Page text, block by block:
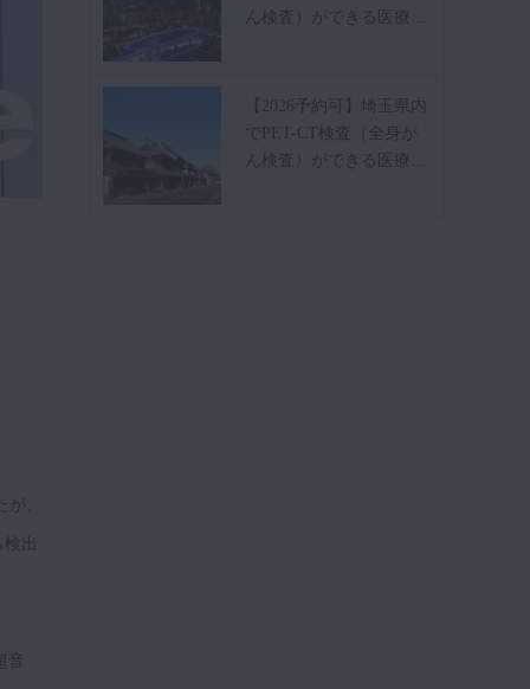
、
出
ん検査）ができる医療…
【2026予約可】埼玉県内
でPET-CT検査（全身が
ん検査）ができる医療…